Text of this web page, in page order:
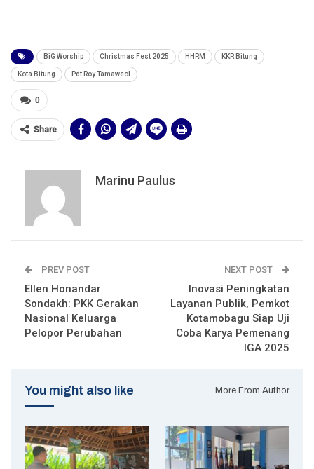
BiG Worship Christmas Fest 2025 HHRM KKR Bitung
Kota Bitung Pdt Roy Tamaweol
0
Share
Marinu Paulus
PREV POST
Ellen Honandar
Sondakh: PKK Gerakan
Nasional Keluarga
Pelopor Perubahan
NEXT POST
Inovasi Peningkatan
Layanan Publik, Pemkot
Kotamobagu Siap Uji
Coba Karya Pemenang
IGA 2025
You might also like More From Author